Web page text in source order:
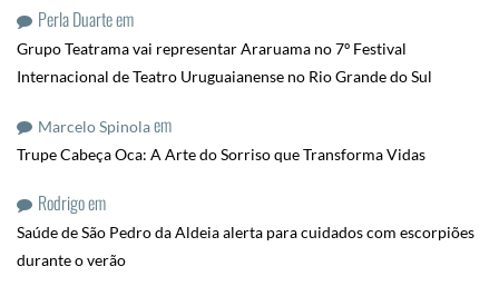
Perla Duarteem
Grupo Teatrama vai representar Araruama no 7º Festival
Internacional de Teatro Uruguaianense no Rio Grande do Sul
Marcelo Spinolaem
Trupe Cabeça Oca: A Arte do Sorriso que Transforma Vidas
Rodrigoem
Saúde de São Pedro da Aldeia alerta para cuidados com escorpiões
durante o verão